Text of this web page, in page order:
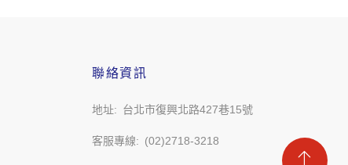
聯絡資訊
地址 台北市復興北路427巷15號
客服專線 (02)2718-3218